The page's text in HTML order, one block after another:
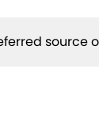
source